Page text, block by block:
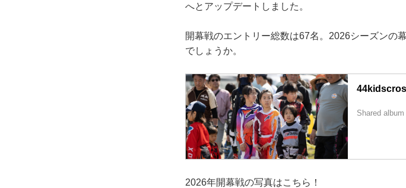
へとアップデートしました。
開幕戦のエントリー総数は67名。2026シーズンの
でしょうか。
Shared
2026年開幕戦の写真はこちら！